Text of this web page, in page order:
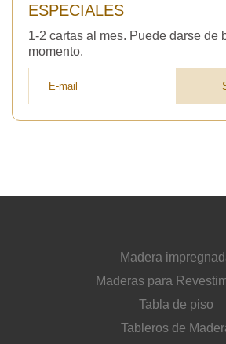
ESPECIALES
1-2 cartas al mes. Puede darse de
momento.
Madera
Maderas para
Tabla de piso
Tableros de
pondremos en contacto con